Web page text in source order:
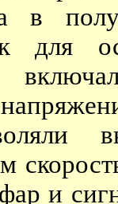
в полу
для
и